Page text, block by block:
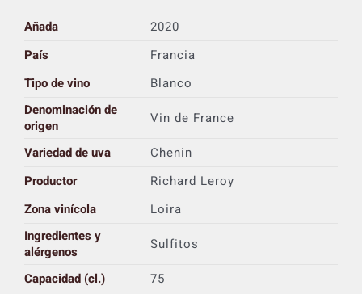
Añada
2020
País
Francia
Tipo de vino
Blanco
Denominación de
origen
Vin de France
Variedad de uva
Chenin
Productor
Richard Leroy
Zona vinícola
Loira
Ingredientes y
alérgenos
Sulfitos
Capacidad (cl.)
75